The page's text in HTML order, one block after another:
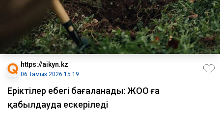
https://aikyn.kz
06 Тамыз 2026 15:19
Еріктілер еңбегі бағаланады: ЖОО ға
қабылдауда ескеріледі